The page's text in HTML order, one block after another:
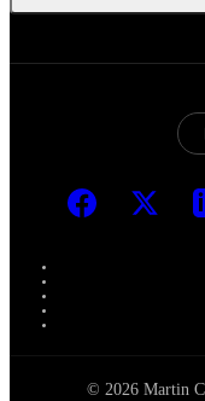
© 2026 Martin